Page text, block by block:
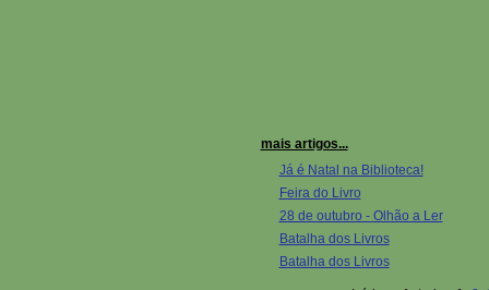
mais artigos...
Já é Natal na Biblioteca!
Feira do Livro
28 de outubro - Olhão a Ler
Batalha dos Livros
Batalha dos Livros